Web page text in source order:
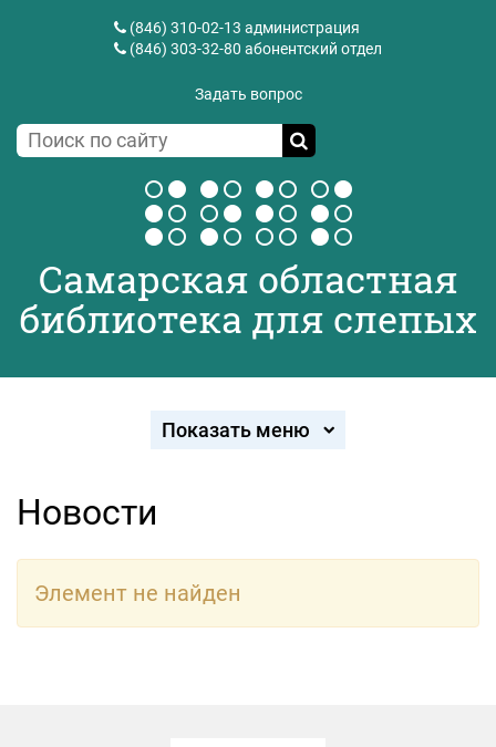
(846) 310-02-13 администрация
(846) 303-32-80 абонентский отдел
Задать вопрос
Самарская областная
библиотека для слепых
Показать меню
Новости
Элемент не найден